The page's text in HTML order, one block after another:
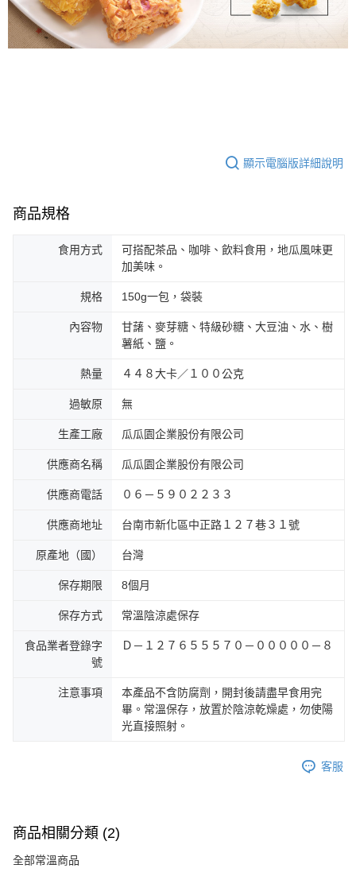
任。
４．使用「AFTEE先享後付」時，將依據個別帳號之用戶狀況，依本公司即
時審查核予不同之上限額度；若仍有額度不足之情形，本公司將視審查結果
請求用戶進行身份認證。
顯示電腦版詳細說明
商品規格
食用方式
可搭配茶品、咖啡、飲料食用，地瓜風味更
加美味。
規格 150g一包，袋裝
內容物
甘藷、麥芽糖、特級砂糖、大豆油、水、樹
薯紙、鹽。
熱量 ４４８大卡／１００公克
過敏原 無
生產工廠 瓜瓜園企業股份有限公司
供應商名稱 瓜瓜園企業股份有限公司
供應商電話 ０６－５９０２２３３
供應商地址 台南市新化區中正路１２７巷３１號
原產地（國） 台灣
保存期限 8個月
保存方式 常溫陰涼處保存
食品業者登錄字
號
Ｄ－１２７６５５５７０－０００００－８
注意事項
本產品不含防腐劑，開封後請盡早食用完
畢。常溫保存，放置於陰涼乾燥處，勿使陽
光直接照射。
客服
商品相關分類 (2)
全部常溫商品